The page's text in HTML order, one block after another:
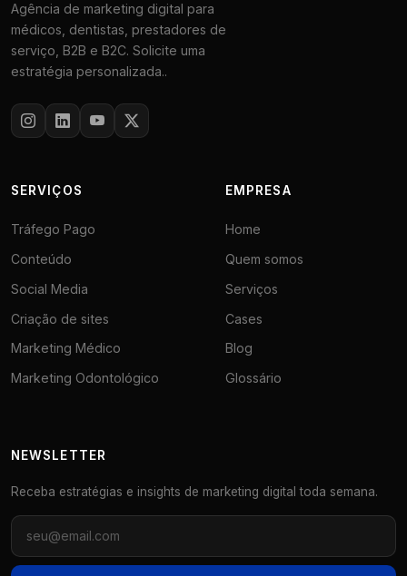
Agência de marketing digital para
médicos, dentistas, prestadores de
serviço, B2B e B2C. Solicite uma
estratégia personalizada..
SERVIÇOS
Tráfego Pago
Conteúdo
Social Media
Criação de sites
Marketing Médico
Marketing Odontológico
EMPRESA
Home
Quem somos
Serviços
Cases
Blog
Glossário
NEWSLETTER
Receba estratégias e insights de marketing digital toda semana.